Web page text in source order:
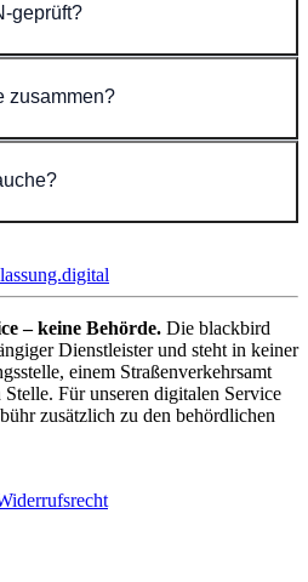
geprüft?
zusammen?
– keine Behörde. Die blackbird
Dienstleister und steht in keiner
einem Straßenverkehrsamt
Für unseren digitalen Service
zusätzlich zu den behördlichen